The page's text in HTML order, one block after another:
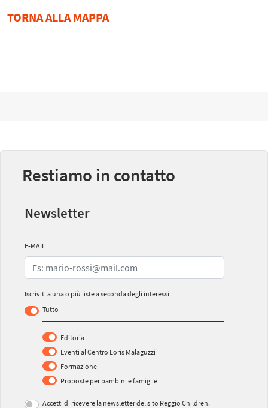
TORNA ALLA MAPPA
Restiamo in contatto
Newsletter
E-MAIL
Iscriviti a una o più liste a seconda degli interessi
Tutto
Editoria
Eventi al Centro Loris Malaguzzi
Formazione
Proposte per bambini e famiglie
Accetti di ricevere la newsletter del sito Reggio Children.